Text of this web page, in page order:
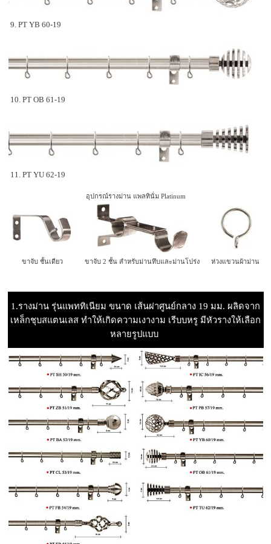
9. PT YB 60-19
10. PT OB 61-19
11. PT YU 62-19
อุปกรณ์รางม่าน แพลทินั่ม Platinum
ขาจับ ชั้นเดียว ขาจับ 2 ชั้น สำหรับม่านทึบและม่านโปร่ง ห่วงแขวนผ้าม่าน
1.รางม่าน รุ่นแพททิเนียม ขนาด เส้นผ่าศูนย์กลาง 19 มม. ผลิดจาก
เหล็กชุบสแตนเลส ทำให้เกิดความเงางาม เรีบบหรู มีหัวรางให้เลือก
หลายรูปแบบ